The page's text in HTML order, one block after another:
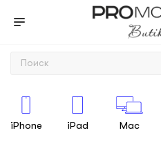
iPhone iPad Mac